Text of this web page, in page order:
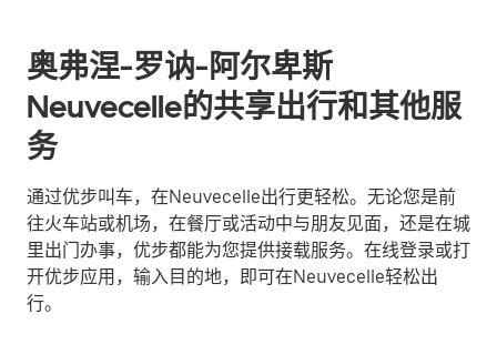
奥弗涅-罗讷-阿尔卑斯
Neuvecelle的共享出行和其他服
务
通过优步叫车，在Neuvecelle出行更轻松。无论您是前
往火车站或机场，在餐厅或活动中与朋友见面，还是在城
里出门办事，优步都能为您提供接载服务。在线登录或打
开优步应用，输入目的地，即可在Neuvecelle轻松出
行。